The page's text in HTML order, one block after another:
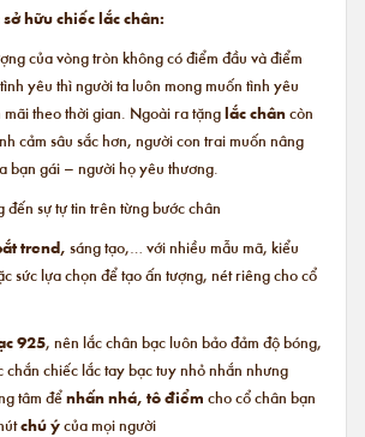
hữu chiếc lắc chân:
của vòng tròn không có điểm đầu và điểm
yêu thì người ta luôn mong muốn tình yêu
theo thời gian. Ngoài ra tặnglắc châncòn
cảm sâu sắc hơn, người con trai muốn nâng
bạn gái – người họ yêu thương.
đến sự tự tin trên từng bước chân
trend, sáng tạo,… với nhiều mẫu mã, kiểu
sức lựa chọn để tạo ấn tượng, nét riêng cho cổ
925, nên lắc chân bạc luôn bảo đảm độ bóng,
chắn chiếc lắc tay bạc tuy nhỏ nhắn nhưng
tâm đểnhấn nhá, tô điểm cho cổ chân bạn
chú ýcủa mọi người